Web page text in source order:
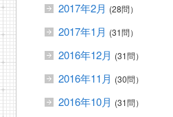
2017年2月 (28問）
2017年1月 (31問）
2016年12月 (31問）
2016年11月 (30問）
2016年10月 (31問）